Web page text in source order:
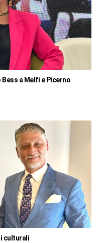
a Melfi e Picerno
culturali